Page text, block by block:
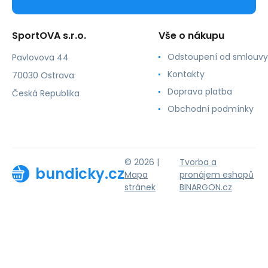
SportOVA s.r.o.
Pavlovova 44
70030 Ostrava
Česká Republika
Vše o nákupu
Odstoupení od smlouvy
Kontakty
Doprava platba
Obchodní podmínky
bundicky.cz
© 2026 |
Mapa
stránek
Tvorba a
pronájem eshopů
BINARGON.cz